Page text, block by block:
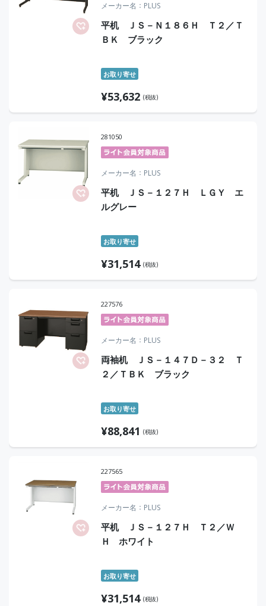
メーカー名 PLUS
平机 ＪＳ－Ｎ１８６Ｈ Ｔ２／Ｔ
ＢＫ ブラック
お取り寄せ
¥53,632 (税抜)
281050
メーカー名 PLUS
平机 ＪＳ－１２７Ｈ ＬＧＹ エ
ルグレー
お取り寄せ
¥31,514 (税抜)
227576
メーカー名 PLUS
両袖机 ＪＳ－１４７Ｄ－３２ Ｔ
２／ＴＢＫ ブラック
お取り寄せ
¥88,841 (税抜)
227565
メーカー名 PLUS
平机 ＪＳ－１２７Ｈ Ｔ２／Ｗ
Ｈ ホワイト
お取り寄せ
¥31,514 (税抜)